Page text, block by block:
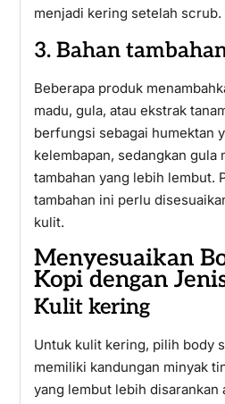
menjadi kering setelah scrub.
3. Bahan
Beberapa produk
madu, gula, atau ekstrak
berfungsi sebagai humektan
kelembapan, sedangkan gula
tambahan yang lebih lembut.
tambahan ini perlu
kulit.
Menyesuaikan
Kopi dengan
Kulit kering
Untuk kulit kering, pilih body
memiliki kandungan minyak
yang lembut lebih disarankan